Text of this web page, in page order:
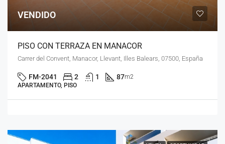
VENDIDO
PISO CON TERRAZA EN MANACOR
Carrer del Convent, Manacor, Llevant, Illes Balears, 07500, España
FM-2041 2 1 87m2
APARTAMENTO, PISO